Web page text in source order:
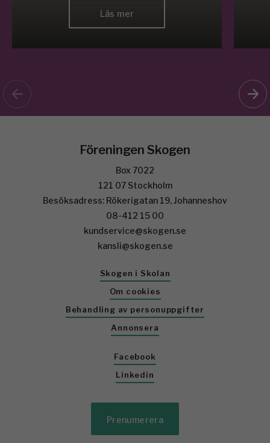
Läs mer
Föreningen Skogen
Box 7022
121 07 Stockholm
Besöksadress: Rökerigatan 19, Johanneshov
08-412 15 00
kundservice@skogen.se
kansli@skogen.se
Skogen i Skolan
Om cookies
Behandling av personuppgifter
Annonsera
Facebook
Linkedin
Prenumerera